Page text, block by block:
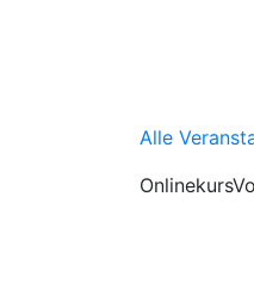
Alle
Onlinekurs